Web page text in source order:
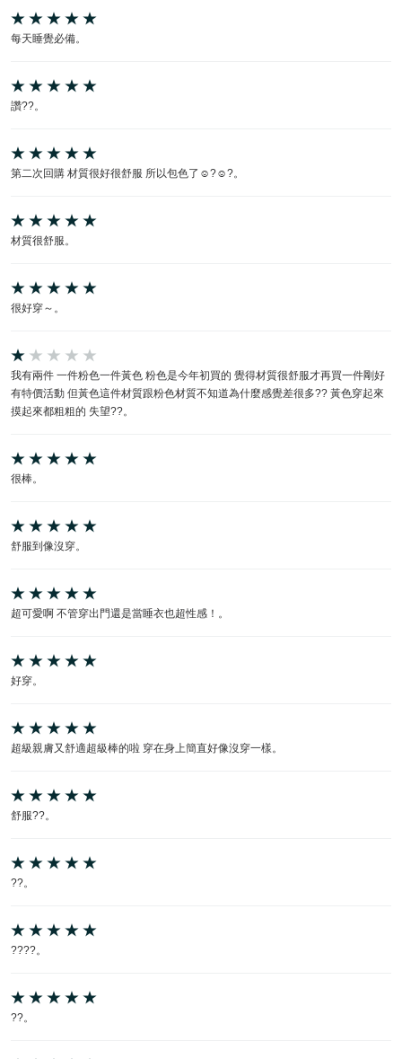
每天睡覺必備。
讚??。
第二次回購 材質很好很舒服 所以包色了☺?☺?。
材質很舒服。
很好穿～。
我有兩件 一件粉色一件黃色 粉色是今年初買的 覺得材質很舒服才再買一件剛好
有特價活動 但黃色這件材質跟粉色材質不知道為什麼感覺差很多?? 黃色穿起來
摸起來都粗粗的 失望??。
很棒。
舒服到像沒穿。
超可愛啊 不管穿出門還是當睡衣也超性感！。
好穿。
超級親膚又舒適超級棒的啦 穿在身上簡直好像沒穿一樣。
舒服??。
??。
????。
??。